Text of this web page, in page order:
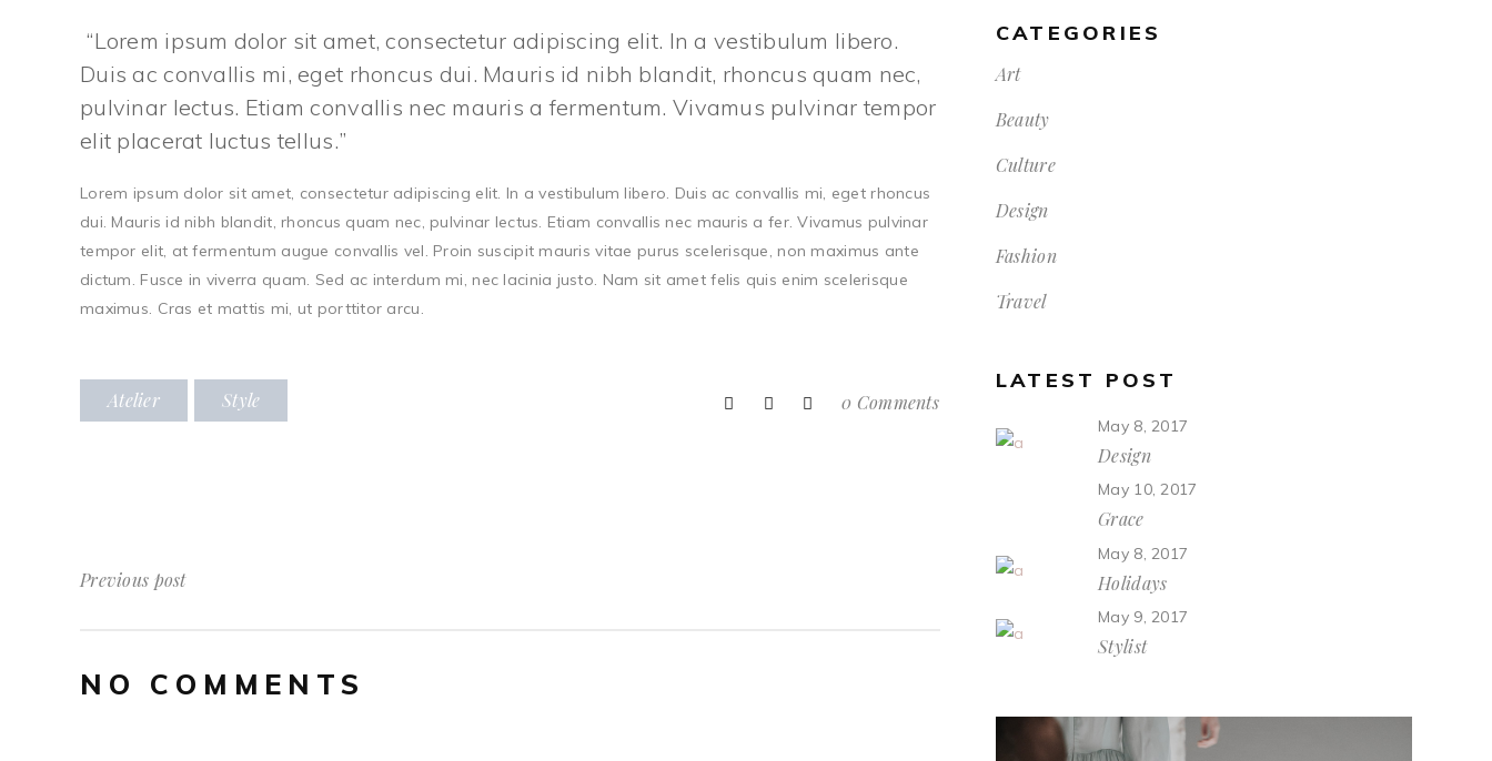
Lorem ipsum dolor sit amet, consectetur adipiscing elit. In a vestibulum libero.
Duis ac convallis mi, eget rhoncus dui. Mauris id nibh blandit, rhoncus quam nec,
pulvinar lectus. Etiam convallis nec mauris a fermentum. Vivamus pulvinar tempor
elit placerat luctus tellus.
Lorem ipsum dolor sit amet, consectetur adipiscing elit. In a vestibulum libero. Duis ac convallis mi, eget rhoncus
dui. Mauris id nibh blandit, rhoncus quam nec, pulvinar lectus. Etiam convallis nec mauris a fer. Vivamus pulvinar
tempor elit, at fermentum augue convallis vel. Proin suscipit mauris vitae purus scelerisque, non maximus ante
dictum. Fusce in viverra quam. Sed ac interdum mi, nec lacinia justo. Nam sit amet felis quis enim scelerisque
maximus. Cras et mattis mi, ut porttitor arcu.
Atelier Style 0 Comments
Previous post
NO COMMENTS
CATEGORIES
Art
Beauty
Culture
Design
Fashion
Travel
LATEST POST
May 8, 2017
Design
May 10, 2017
Grace
May 8, 2017
Holidays
May 9, 2017
Stylist